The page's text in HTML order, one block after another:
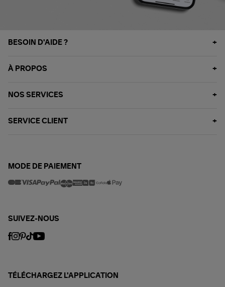
BESOIN D'AIDE ?
À PROPOS
NOS SERVICES
SERVICE CLIENT
MODE DE PAIEMENT
SUIVEZ-NOUS
TÉLÉCHARGEZ L'APPLICATION